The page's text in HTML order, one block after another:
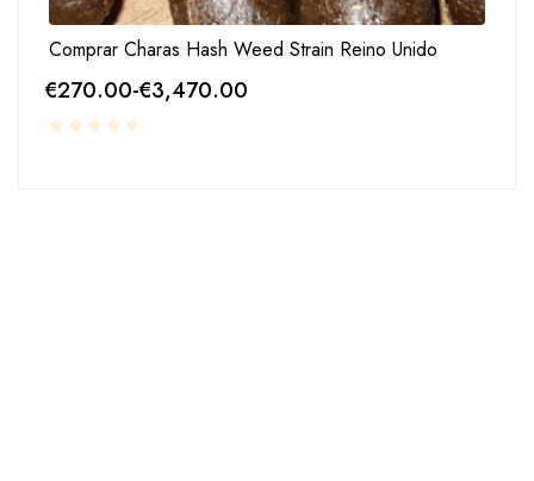
Comprar Charas Hash Weed Strain Reino Unido
€270.00-€3,470.00